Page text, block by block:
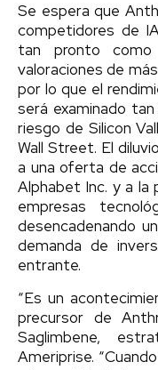
Se espera que
competidores de
tan pronto
valoraciones de
por lo que el
será examinado
riesgo de Silicon
Wall Street. El
a una oferta de
Alphabet Inc. y a la
empresas
desencadenando
demanda de
entrante.
“Es un
precursor de
Saglimbene,
Ameriprise.